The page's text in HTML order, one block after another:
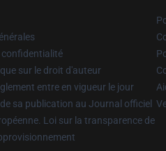
confidentialité
sur le droit d'auteur
entre en vigueur le jour
sa publication au Journal officiel
Loi sur la transparence de